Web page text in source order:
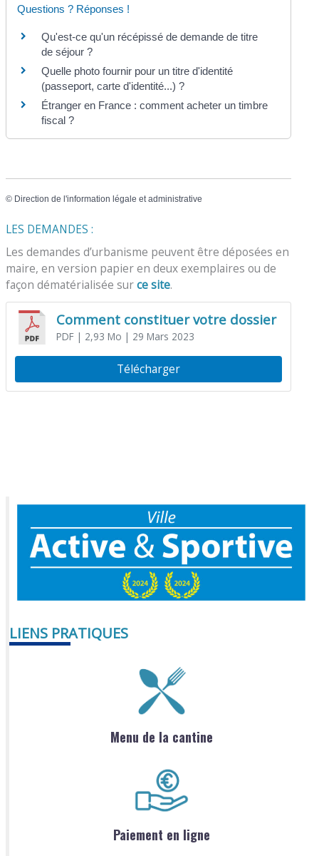
Questions ? Réponses !
Qu'est-ce qu'un récépissé de demande de titre
de séjour ?
Quelle photo fournir pour un titre d'identité
(passeport, carte d'identité...) ?
Étranger en France : comment acheter un timbre
fiscal ?
© Direction de l'information légale et administrative
LES DEMANDES :
Les demandes d’urbanisme peuvent être déposées en
maire, en version papier en deux exemplaires ou de
façon dématérialisée surce site.
Comment constituer votre dossier
PDF| 2,93 Mo | 29 Mars 2023
Télécharger
LIENS PRATIQUES
Menu de la cantine
Paiement en ligne